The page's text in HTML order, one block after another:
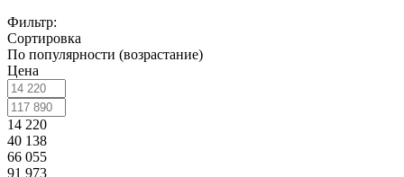
Фильтр:
Сортировка
По популярности (возрастание)
Цена
14 220
40 138
66 055
91 973